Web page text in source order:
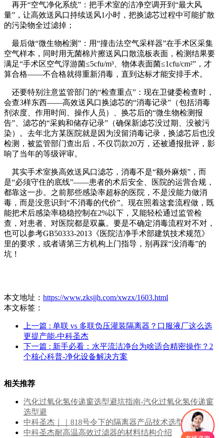
再开“空气净化系统”：把手术室的洁净空调开到“最大风
量”，让高效送风口持续送风1小时，把换滤芯过程中可能扩散
的污染物全过滤掉；
最后做“微生物检测”：用“撞击法空气采样器”在手术区采集
空气样本，同时用无菌棉片擦送风口散流板表面，检测结果要
满足“手术区空气浮游菌≤5cfu/m³、物体表面菌≤1cfu/cm²”，才
算合格——不合格就得重新消毒，直到达标才能安排手术。
还要特别注意监管部门的“检查重点”：现在卫健委检查时，
会查3样东西——高效送风口换滤芯的“消毒记录”（包括消毒
剂浓度、作用时间、操作人员）、换芯后的“微生物检测报
告”、滤芯的“采购和储存记录”（确保新滤芯没过期、没被污
染）。去年北方某医院就是因为没留消毒记录，换滤芯后也没
检测，被监管部门查出后，不仅罚款20万，还被通报批评，影
响了当年的等级评审。
其实手术室换高效送风口滤芯，消毒不是“额外麻烦”，而
是“必须守住的底线”——患者的术后安全、医院的运营合规，
都靠这一步。之前那些感染率超标的医院，不是没能力做消
毒，而是没意识到“不消毒的代价”。现在照着这套流程做，既
能把术后感染率稳稳控制在2%以下，又能轻松通过监管检
查，对患者、对医院都是双赢。要是不确定消毒流程对不对，
也可以参考GB50333-2013《医院洁净手术部建筑技术规范》
里的要求，或者请第三方机构上门指导，别再踩“没消毒”的
坑！
本文地址： https://www.zksjjh.com/xwzx/1603.html
本文标签：
上一篇 : 单联 vs 多联负压灌装隔离器？口服液厂这么选
更提产能-中科圣杰
下一篇 : 新手必看：水平流洁净台为啥适合精密操作？2
个核心科普-净化设备解决方案
相关推荐
汽化过氧化氢传递窗选型避坑指南-汽化过氧化氢传递窗
选型避
中科圣杰｜｜818号令下的隔离器产品技术选型
中科圣杰耐高温高效过滤器的材料结构介绍